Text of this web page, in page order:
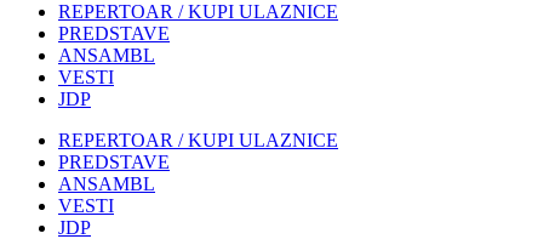
REPERTOAR / KUPI ULAZNICE
PREDSTAVE
ANSAMBL
VESTI
JDP
REPERTOAR / KUPI ULAZNICE
PREDSTAVE
ANSAMBL
VESTI
JDP